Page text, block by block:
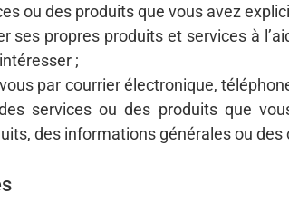
ou des produits que vous avez
ses propres produits et services à
;
par courrier électronique,
services ou des produits que
des informations générales ou des